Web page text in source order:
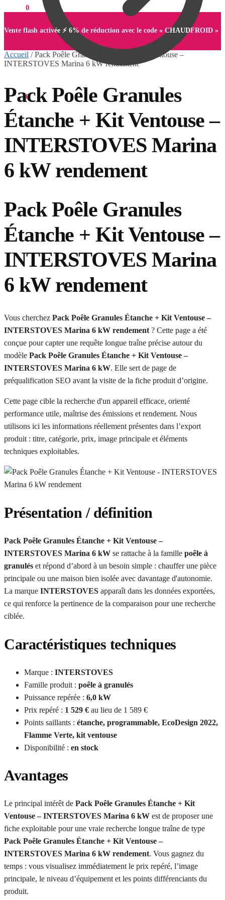
0,00€ 0
0
Vente flash activée ⚡ 6% de réduction avec le code « CHAUDFROID »
Accueil /Pack Poêle Granules Étanche + Kit Ventouse –
INTERSTOVES Marina 6 kW rendement
Pack Poêle Granules
Étanche + Kit Ventouse –
INTERSTOVES Marina
6 kW rendement
Pack Poêle Granules
Étanche + Kit Ventouse –
INTERSTOVES Marina
6 kW rendement
Vous cherchez Pack Poêle Granules Étanche + Kit Ventouse –
INTERSTOVES Marina 6 kW rendement ? Cette page a été
conçue pour capter une requête longue traîne précise autour du
modèle Pack Poêle Granules Étanche + Kit Ventouse –
INTERSTOVES Marina 6 kW. Elle sert de page de
préqualification SEO avant la visite de la fiche produit d’origine.
Cette page cible la recherche d'un appareil efficace, orienté
performance utile, maîtrise des émissions et rendement. Nous
utilisons ici les informations réellement présentes dans l’export
produit : titre, catégorie, prix, image principale et éléments
techniques exploitables.
Présentation / définition
Pack Poêle Granules Étanche + Kit Ventouse –
INTERSTOVES Marina 6 kW se rattache à la famille poêle à
granulés et répond d’abord à un besoin simple : chauffer une pièce
principale ou une maison bien isolée avec davantage d'autonomie.
La marque INTERSTOVES apparaît dans les données exportées,
ce qui renforce la pertinence de la comparaison pour une recherche
ciblée.
Caractéristiques techniques
Marque : INTERSTOVES
Famille produit : poêle à granulés
Puissance repérée : 6,0 kW
Prix repéré : 1 529 € au lieu de 1 589 €
Points saillants : étanche, programmable, EcoDesign 2022,
Flamme Verte, kit ventouse
Disponibilité : en stock
Avantages
Le principal intérêt de Pack Poêle Granules Étanche + Kit
Ventouse – INTERSTOVES Marina 6 kW est de proposer une
fiche exploitable pour une vraie recherche longue traîne de type
Pack Poêle Granules Étanche + Kit Ventouse –
INTERSTOVES Marina 6 kW rendement. Vous gagnez du
temps : vous visualisez immédiatement le prix repéré, l’image
principale, le niveau d’équipement et les points différenciants du
produit.